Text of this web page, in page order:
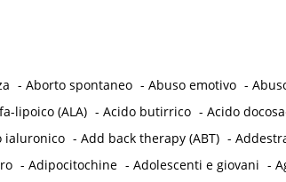
- Aborto spontaneo - Abuso emotivo -
lipoico (ALA) - Acido butirrico - Acido
ialuronico - Add back therapy (ABT) -
- Adipocitochine - Adolescenti e giovani -